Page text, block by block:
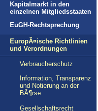
Kapitalmarkt in den
einzelnen Mitgliedsstaaten
EuGH-Rechtsprechung
EuropÃ¤ische Richtlinien
und Verordnungen
Verbraucherschutz
Information, Transparenz
und Notierung an der
BÃ¶rse
Gesellschaftsrecht